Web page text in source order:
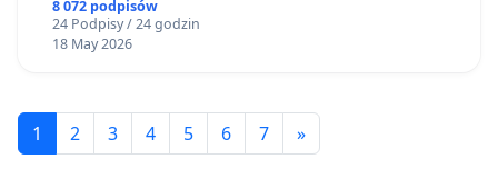
8 072 podpisów
24 Podpisy / 24 godzin
18 May 2026
1 2 3 4 5 6 7 »